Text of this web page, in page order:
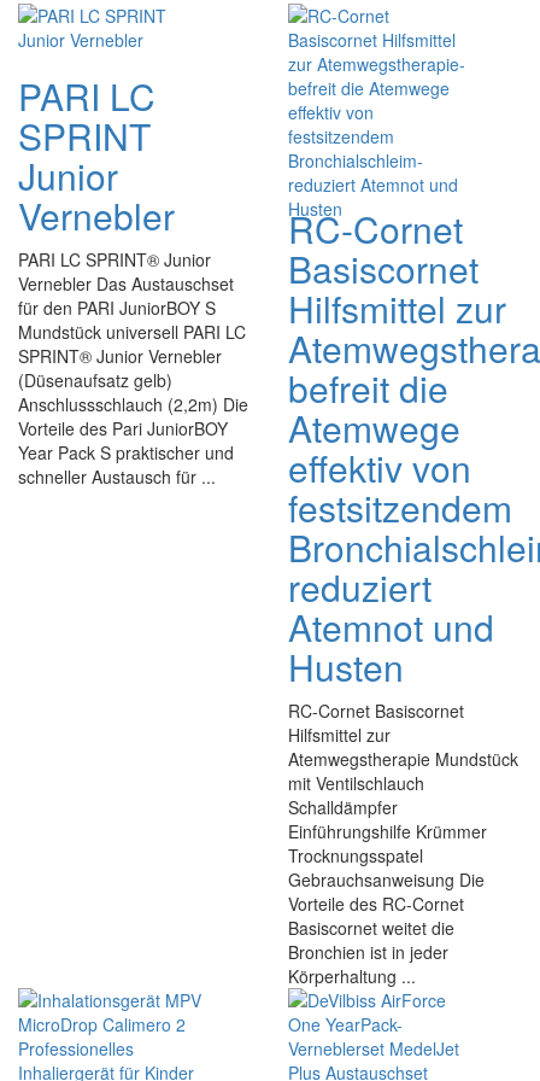
PARI LC
SPRINT
Junior
Vernebler
PARI LC SPRINT® Junior
Vernebler Das Austauschset
für den PARI JuniorBOY S
Mundstück universell PARI LC
SPRINT® Junior Vernebler
(Düsenaufsatz gelb)
Anschlussschlauch (2,2m) Die
Vorteile des Pari JuniorBOY
Year Pack S praktischer und
schneller Austausch für ...
RC-Cornet
Basiscornet
Hilfsmittel zur
befreit die
Atemwege
effektiv von
festsitzendem
reduziert
Atemnot und
Husten
RC-Cornet Basiscornet
Hilfsmittel zur
Atemwegstherapie Mundstück
mit Ventilschlauch
Schalldämpfer
Einführungshilfe Krümmer
Trocknungsspatel
Gebrauchsanweisung Die
Vorteile des RC-Cornet
Basiscornet weitet die
Bronchien ist in jeder
Körperhaltung ...